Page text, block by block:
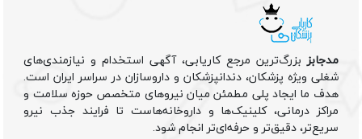
مدجابزبزرگ‌ترین مرجع کاریابی، آگهی استخدام و نیازمندی‌های
شغلی ویژه پزشکان، دندانپزشکان و داروسازان در سراسر ایران است.
هدف ما ایجاد پلی مطمئن میان نیروهای متخصص حوزه سلامت و
مراکز درمانی، کلینیک‌ها و داروخانه‌هاست تا فرایند جذب نیرو
سریع‌تر، دقیق‌تر و حرفه‌ای‌تر انجام شود.